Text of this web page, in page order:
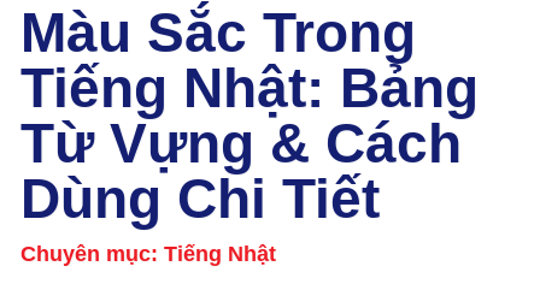
Màu Sắc Trong
Tiếng Nhật: Bảng
Từ Vựng & Cách
Dùng Chi Tiết
Chuyên mục: Tiếng Nhật